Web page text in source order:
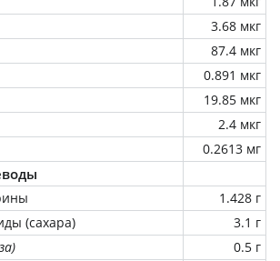
3.68 мкг
87.4 мкг
0.891 мкг
19.85 мкг
2.4 мкг
0.2613 мг
1.428 г
(сахара)
3.1 г
0.5 г